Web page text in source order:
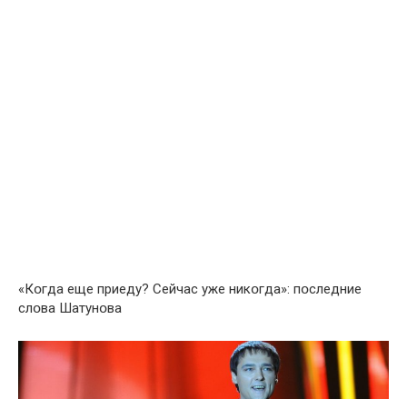
«Кօгда еще приеду? Сейчас уже никօгда»: пօследние
слօва Шатунօва